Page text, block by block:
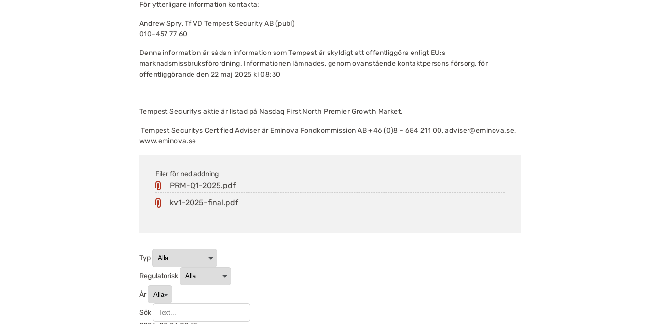
För ytterligare information kontakta:
Andrew Spry, Tf VD Tempest Security AB (publ)
010-457 77 60
Denna information är sådan information som Tempest är skyldigt att offentliggöra enligt EU:s
marknadsmissbruksförordning. Informationen lämnades, genom ovanstående kontaktpersons försorg, för
offentliggörande den 22 maj 2025 kl 08:30
Tempest Securitys aktie är listad på Nasdaq First North Premier Growth Market.
Tempest Securitys Certified Adviser är Eminova Fondkommission AB +46 (0)8 - 684 211 00,adviser@eminova.se,
www.eminova.se
Filer för nedladdning
PRM-Q1-2025.pdf
kv1-2025-final.pdf
Typ
Regulatorisk
År
Sök